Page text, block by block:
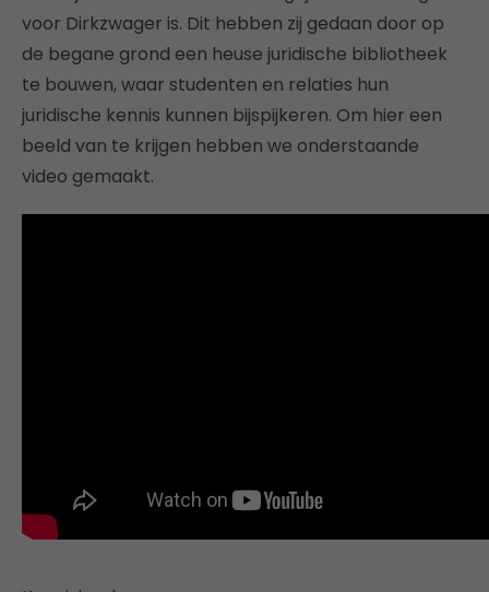
voor Dirkzwager is. Dit hebben zij gedaan door op
de begane grond een heuse juridische bibliotheek
te bouwen, waar studenten en relaties hun
juridische kennis kunnen bijspijkeren. Om hier een
beeld van te krijgen hebben we onderstaande
video gemaakt.